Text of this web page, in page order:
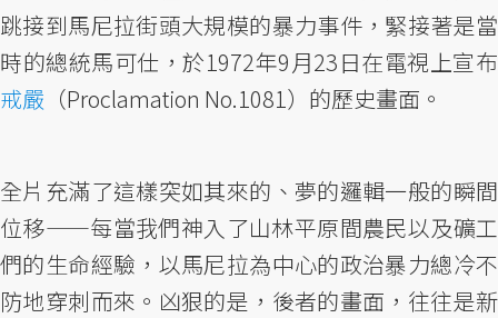
跳接到馬尼拉街頭大規模的暴力事件，緊接著是當
時的總統馬可仕，於1972年9月23日在電視上宣布
戒嚴 （Proclamation No.1081）的歷史畫面。
全片充滿了這樣突如其來的、夢的邏輯一般的瞬間
位移——每當我們神入了山林平原間農民以及礦工
們的生命經驗，以馬尼拉為中心的政治暴力總冷不
防地穿刺而來。凶狠的是，後者的畫面，往往是新